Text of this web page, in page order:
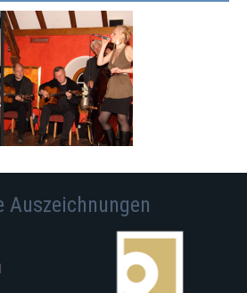
Auszeichnungen